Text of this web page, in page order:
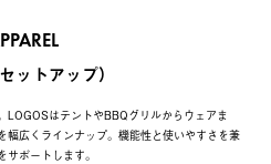
ットアップ）
LOGOSはテントやBBQグリルからウェアま
幅広くラインナップ。機能性と使いやすさを兼
ポートします。